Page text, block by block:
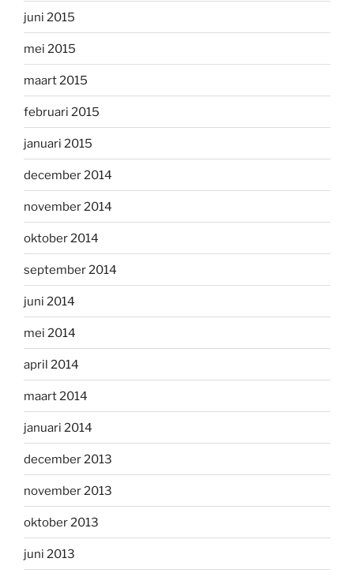
juni 2015
mei 2015
maart 2015
februari 2015
januari 2015
december 2014
november 2014
oktober 2014
september 2014
juni 2014
mei 2014
april 2014
maart 2014
januari 2014
december 2013
november 2013
oktober 2013
juni 2013